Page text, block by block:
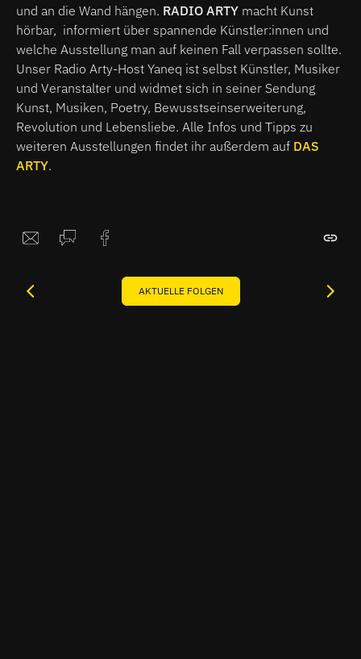
und an die Wand hängen. RADIO ARTY macht Kunst
hörbar, informiert über spannende Künstler:innen und
welche Ausstellung man auf keinen Fall verpassen sollte.
Unser Radio Arty-Host Yaneq ist selbst Künstler, Musiker
und Veranstalter und widmet sich in seiner Sendung
Kunst, Musiken, Poetry, Bewusstseinserweiterung,
Revolution und Lebensliebe. Alle Infos und Tipps zu
weiteren Ausstellungen findet ihr außerdem auf DAS
ARTY.
AKTUELLE FOLGEN